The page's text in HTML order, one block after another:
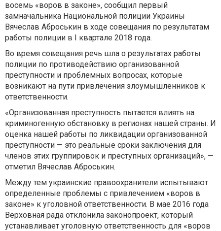
восемь «воров в законе», сообщил первый
замначальника Национальной полиции Украины
Вячеслав Аброськин в ходе совещания по результатам
работы полиции в I квартале 2018 года.
Во время совещания речь шла о результатах работы
полиции по противодействию организованной
преступности и проблемных вопросах, которые
возникают на пути привлечения злоумышленников к
ответственности.
«Организованная преступность пытается влиять на
криминогенную обстановку в регионах нашей страны. И
оценка нашей работы по ликвидации организованной
преступности — это реальные сроки заключения для
членов этих группировок и преступных организаций», —
отметил Вячеслав Аброськин.
Между тем украинские правоохранители испытывают
определенные проблемы с привлечением «воров в
законе» к уголовной ответственности. В мае 2016 года
Верховная рада отклонила законопроект, который
устанавливает уголовную ответственность для «воров